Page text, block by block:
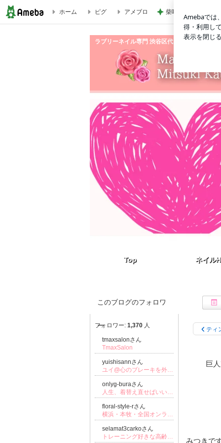
巨人対広島♪ドームで女子会！ | ラブリーネイル専門 渋谷区代々木のMagic Tink.
ホーム ピグ アメブロ 柴咲コウの幼少期
ラブリーネイル専門 渋谷区代々木のMagic
ティ
巨
みつきで
このブログのフォロワ
ー
フォロワー: 1,370 人
tmaxsalonさん
TmaxSalon
yuishisannさん
ユイ@心のブレーキを外して会社員のまま好きで月5万叶えたOL
onlyg-buraさん
人生、着替え直せばいい。バツ4介護士のランジェリー起業ストーリー 転職・離婚・起業。全部経験した私だから書けること
floral-style-rさん
横浜・本牧・全国オンライン対応 大人趣味時間 プリザーブドフラワーサロン｜FLORAL STYLE - R
selamat3carkoさん
トレーニング好きな高齢者 バーバラよん
Top ネイル
Top ネイル